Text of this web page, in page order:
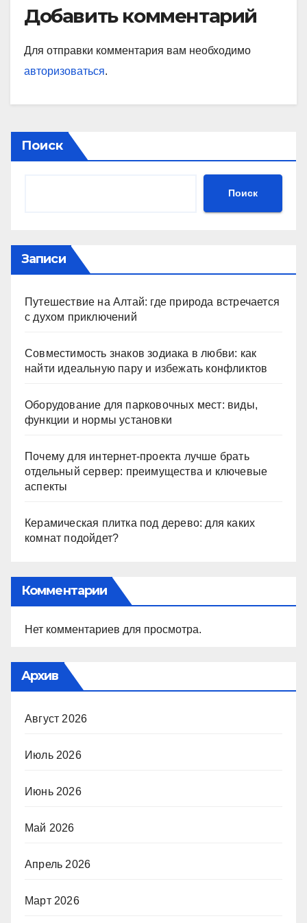
Добавить комментарий
Для отправки комментария вам необходимо
авторизоваться.
Поиск
Поиск
Записи
Путешествие на Алтай: где природа встречается
с духом приключений
Совместимость знаков зодиака в любви: как
найти идеальную пару и избежать конфликтов
Оборудование для парковочных мест: виды,
функции и нормы установки
Почему для интернет-проекта лучше брать
отдельный сервер: преимущества и ключевые
аспекты
Керамическая плитка под дерево: для каких
комнат подойдет?
Комментарии
Нет комментариев для просмотра.
Архив
Август 2026
Июль 2026
Июнь 2026
Май 2026
Апрель 2026
Март 2026